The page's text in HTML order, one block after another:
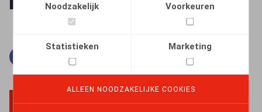
Noodzakelijk Voorkeuren
Statistieken Marketing
ALLEEN NOODZAKELIJKE COOKIES
Facebook
TwitterLinkedin